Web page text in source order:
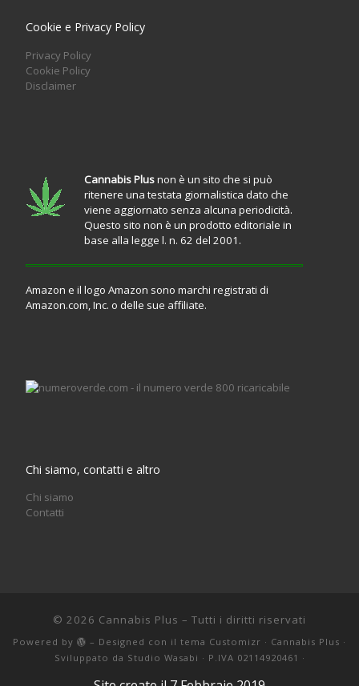
Cookie e Privacy Policy
Privacy Policy
Cookie Policy
Disclaimer
Cannabis Plusnon è un sito che si può
ritenere una testata giornalistica dato che
viene aggiornato senza alcuna periodicità.
Questo sito non è un prodotto editoriale in
base alla legge l. n. 62 del 2001.
Amazon e il logo Amazon sono marchi registrati di
Amazon.com, Inc. o delle sue affiliate.
Chi siamo, contatti e altro
Chi siamo
Contatti
© 2026 Cannabis Plus – Tutti i diritti riservati
Powered by – Designed con il tema Customizr · Cannabis Plus ·
Sviluppato da Studio Wasabi · P.IVA 02114920461 ·